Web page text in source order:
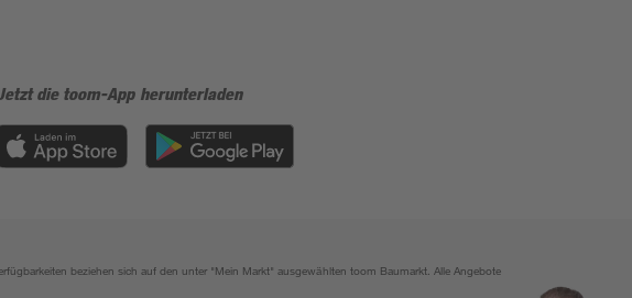
die toom-App herunterladen
beziehen sich auf den unter "Mein Markt" ausgewählten toom Baumarkt. Alle Angebote